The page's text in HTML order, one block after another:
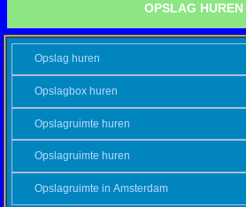
OPSLAG HUREN
Opslag huren
Opslagbox huren
Opslagruimte huren
Opslagruimte huren
Opslagruimte in Amsterdam